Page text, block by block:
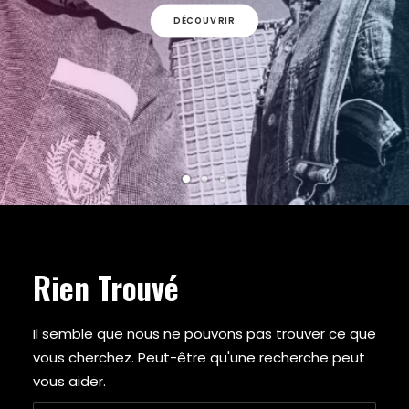
ARMY OF THE PHARAOHS
ARRESTED DEVELOPMENT
ARTIFACTS
A$AP FERG
A$AP ROCKY
ATMOSPHERE
A TRIBE CALLED QUEST
AZ
BABY KEEM
BADBADNOTGOOD
BEYONCE
BIG BOI
BIG DADDY KANE
BIG K.R.I.T.
BIG L
BIG PUN
DÉCOUVRIR
Rien Trouvé
Il semble que nous ne pouvons pas trouver ce que
vous cherchez. Peut-être qu'une recherche peut
vous aider.